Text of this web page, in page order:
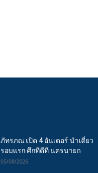
ภัทรภณ เปิด 4 อันเดอร์ นำเดี่ยว
รอบแรก ศึกทีดีที นครนายก
05/08/2026